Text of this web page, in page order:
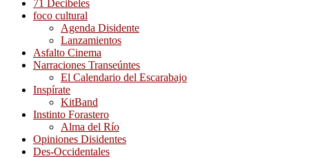
71 Decibeles
foco cultural
Agenda Disidente
Lanzamientos
Asfalto Cinema
Narraciones Transeúntes
El Calendario del Escarabajo
Inspírate
KitBand
Instinto Forastero
Alma del Río
Opiniones Disidentes
Des-Occidentales